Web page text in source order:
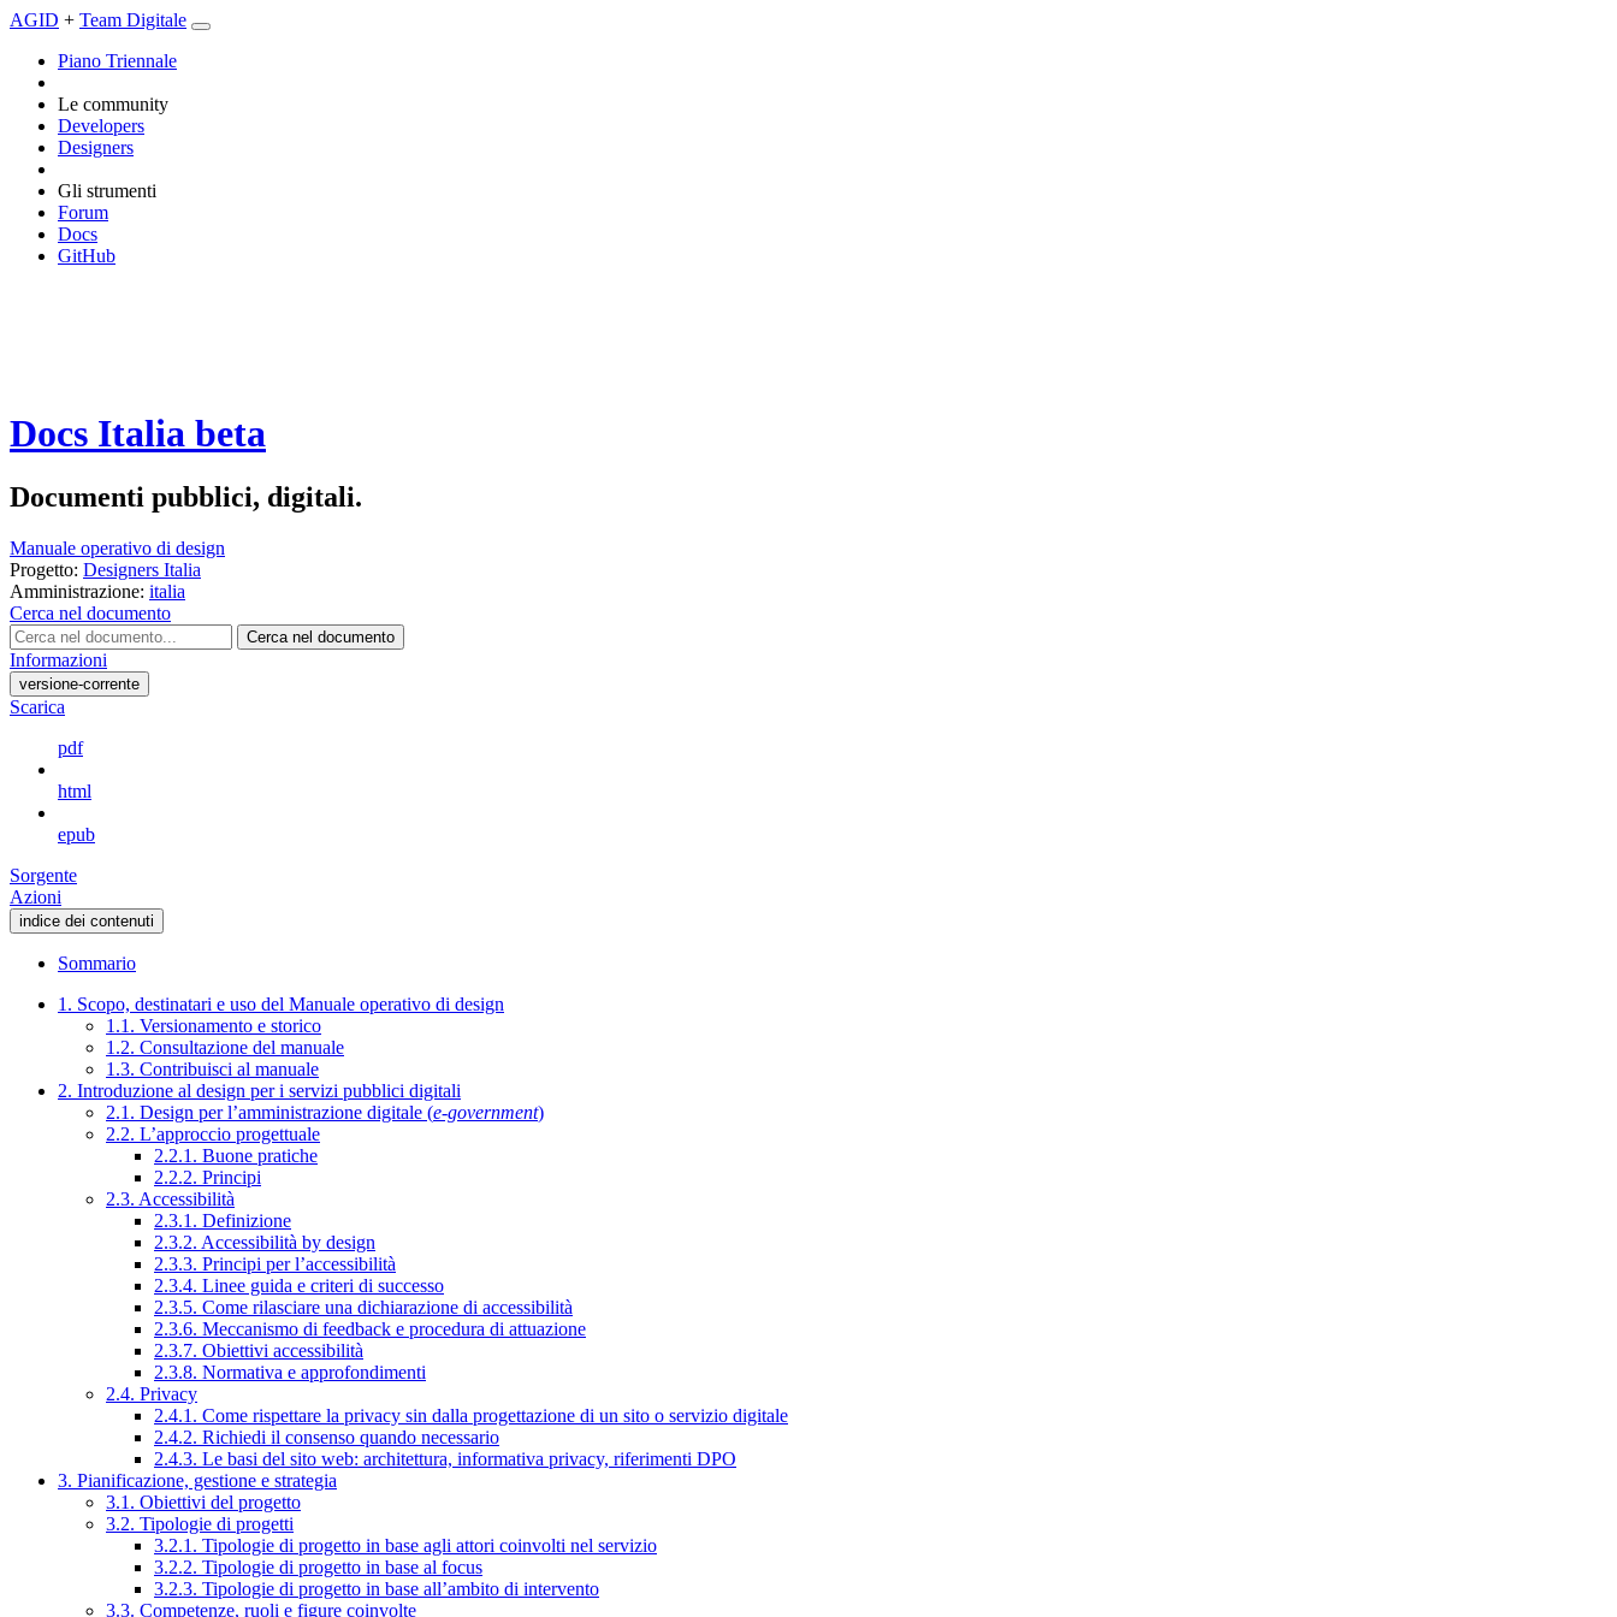
AGID + Team Digitale
Piano Triennale
Le community
Developers
Designers
Gli strumenti
Forum
Docs
GitHub
Docs Italia beta
Documenti pubblici, digitali.
Manuale operativo di design
Progetto: Designers Italia
Amministrazione: italia
Cerca nel documento
Cerca nel documento
Informazioni
versione-corrente
Scarica
pdf
html
epub
Sorgente
Azioni
indice dei contenuti
Sommario
1. Scopo, destinatari e uso del Manuale operativo di design
1.1. Versionamento e storico
1.2. Consultazione del manuale
1.3. Contribuisci al manuale
2. Introduzione al design per i servizi pubblici digitali
2.1. Design per l’amministrazione digitale (e-government)
2.2. L’approccio progettuale
2.2.1. Buone pratiche
2.2.2. Principi
2.3. Accessibilità
2.3.1. Definizione
2.3.2. Accessibilità by design
2.3.3. Principi per l’accessibilità
2.3.4. Linee guida e criteri di successo
2.3.5. Come rilasciare una dichiarazione di accessibilità
2.3.6. Meccanismo di feedback e procedura di attuazione
2.3.7. Obiettivi accessibilità
2.3.8. Normativa e approfondimenti
2.4. Privacy
2.4.1. Come rispettare la privacy sin dalla progettazione di un sito o servizio digitale
2.4.2. Richiedi il consenso quando necessario
2.4.3. Le basi del sito web: architettura, informativa privacy, riferimenti DPO
3. Pianificazione, gestione e strategia
3.1. Obiettivi del progetto
3.2. Tipologie di progetti
3.2.1. Tipologie di progetto in base agli attori coinvolti nel servizio
3.2.2. Tipologie di progetto in base al focus
3.2.3. Tipologie di progetto in base all’ambito di intervento
3.3. Competenze, ruoli e figure coinvolte